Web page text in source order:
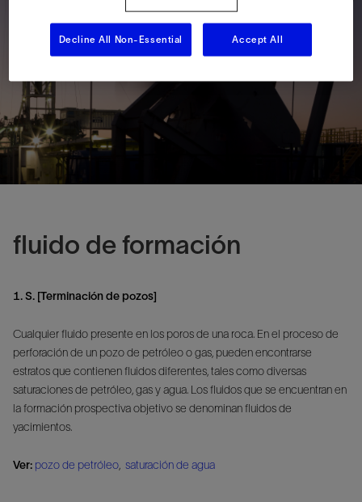
D E F G H
O P Q R S U V W
Z
fluido de formación
1. S. [Terminación de pozos]
Cualquier fluido presente en los poros de una roca. En el proceso de
perforación de un pozo de petróleo o gas, pueden encontrarse
estratos que contienen fluidos diferentes, tales como diversas
saturaciones de petróleo, gas y agua. Los fluidos que se encuentran en
la formación prospectiva objetivo se denominan fluidos de
yacimientos.
Ver: pozo de petróleo saturación de agua
Decline All Non-Essential Accept All